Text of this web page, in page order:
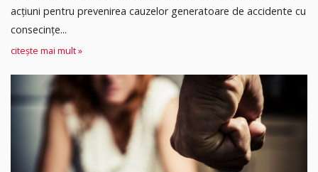
acțiuni pentru prevenirea cauzelor generatoare de accidente cu
consecințe...
citește mai mult »